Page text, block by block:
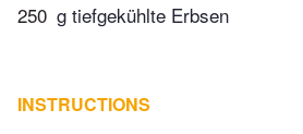
250 g tiefgekühlte Erbsen
INSTRUCTIONS